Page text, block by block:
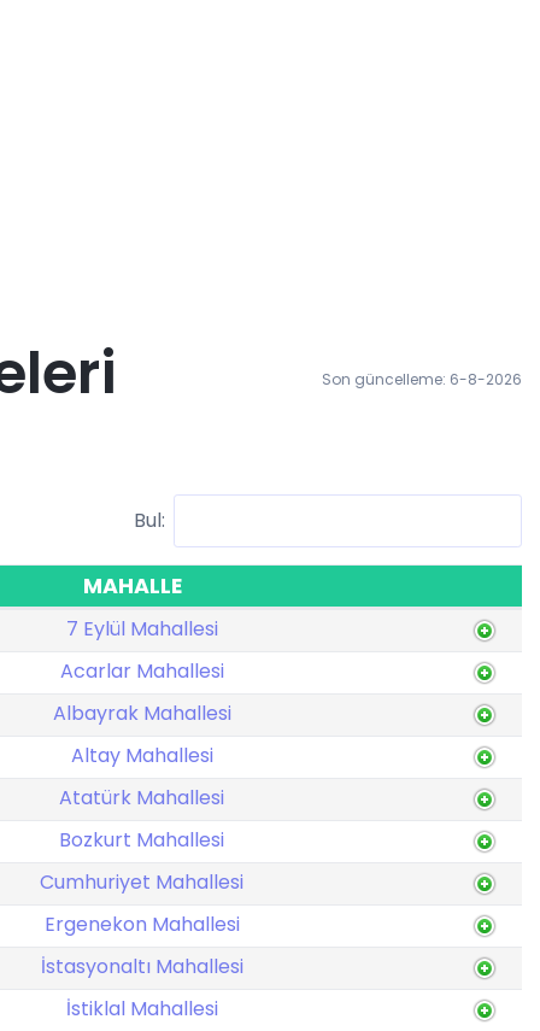
Son güncelleme: 6-8-2026
Bul:
MAHALLE
7 Eylül Mahallesi
Acarlar Mahallesi
Albayrak Mahallesi
Altay Mahallesi
Atatürk Mahallesi
Bozkurt Mahallesi
Cumhuriyet Mahallesi
Ergenekon Mahallesi
İstasyonaltı Mahallesi
İstiklal Mahallesi